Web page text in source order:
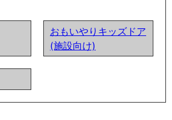
おもいやりキッズドア
(施設向け)